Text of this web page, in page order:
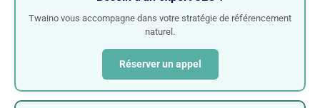
Twaino vous accompagne dans votre stratégie de référencement
naturel.
Réserver un appel